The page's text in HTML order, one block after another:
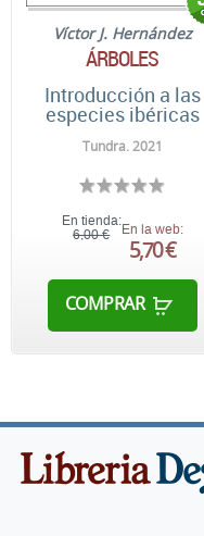
Víctor J. Hernández
ÁRBOLES
Introducción a las
especies ibéricas
Tundra. 2021
En tienda:
6,00 €
En la web:
5,70 €
COMPRAR